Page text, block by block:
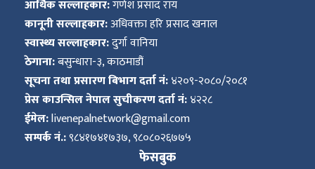
आर्थिक सल्लाहकार:गणेश प्रसाद राय
कानूनी सल्लाहकार:अधिवक्ता हरि प्रसाद खनाल
स्वास्थ्य सल्लाहकार:दुर्गा वानिया
ठेगाना:बसुन्धारा-३, काठमाडौं
सूचना तथा प्रसारण बिभाग दर्ता नं:४२०९-२०८०/२०८१
प्रेस काउन्सिल नेपाल सुचीकरण दर्ता नं:४२२८
ईमेल:livenepalnetwork@gmail.com
सम्पर्क नं.:९८४१७४१७३७, ९८०८०२६७७५
फेसबुक